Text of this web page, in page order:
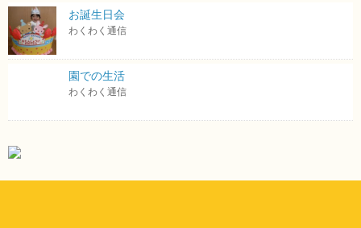
お誕生日会
わくわく通信
園での生活
わくわく通信